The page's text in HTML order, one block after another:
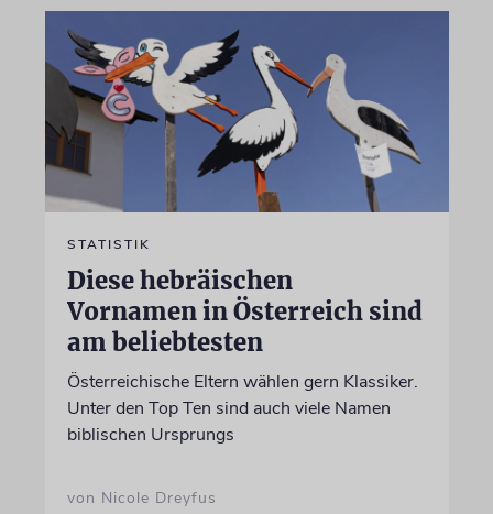
STATISTIK
Diese hebräischen
Vornamen in Österreich sind
am beliebtesten
Österreichische Eltern wählen gern Klassiker.
Unter den Top Ten sind auch viele Namen
biblischen Ursprungs
von Nicole Dreyfus